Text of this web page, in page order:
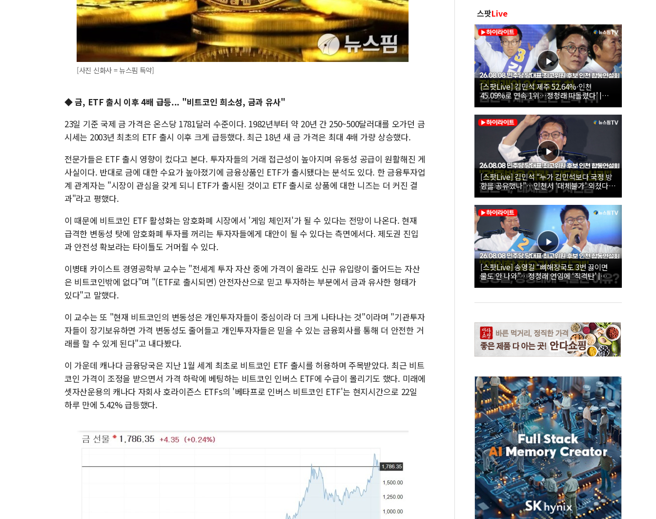
[사진 신화사 = 뉴스핌 특약]
◆ 금, ETF 출시 이후 4배 급등... "비트코인 희소성, 금과 유사"
23일 기준 국제 금 가격은 온스당 1781달러 수준이다. 1982년부터 약 20년 간 250~500달러대를 오가던 금
시세는 2003년 최초의 ETF 출시 이후 크게 급등했다. 최근 18년 새 금 가격은 최대 4배 가량 상승했다.
전문가들은 ETF 출시 영향이 컸다고 본다. 투자자들의 거래 접근성이 높아지며 유동성 공급이 원활해진 게
사실이다. 반대로 금에 대한 수요가 높아졌기에 금융상품인 ETF가 출시됐다는 분석도 있다. 한 금융투자업
계 관계자는 "시장이 관심을 갖게 되니 ETF가 출시된 것이고 ETF 출시로 상품에 대한 니즈는 더 커진 결
과"라고 평했다.
이 때문에 비트코인 ETF 활성화는 암호화폐 시장에서 '게임 체인저'가 될 수 있다는 전망이 나온다. 현재
급격한 변동성 탓에 암호화폐 투자를 꺼리는 투자자들에게 대안이 될 수 있다는 측면에서다. 제도권 진입
과 안전성 확보라는 타이틀도 거머쥘 수 있다.
이병태 카이스트 경영공학부 교수는 "전세계 투자 자산 중에 가격이 올라도 신규 유입량이 줄어드는 자산
은 비트코인밖에 없다"며 "(ETF로 출시되면) 안전자산으로 믿고 투자하는 부분에서 금과 유사한 형태가
있다"고 말했다.
이 교수는 또 "현재 비트코인의 변동성은 개인투자자들이 중심이라 더 크게 나타나는 것"이라며 "기관투자
자들이 장기보유하면 가격 변동성도 줄어들고 개인투자자들은 믿을 수 있는 금융회사를 통해 더 안전한 거
래를 할 수 있게 된다"고 내다봤다.
이 가운데 캐나다 금융당국은 지난 1월 세계 최초로 비트코인 ETF 출시를 허용하며 주목받았다. 최근 비트
코인 가격이 조정을 받으면서 가격 하락에 베팅하는 비트코인 인버스 ETF에 수급이 몰리기도 했다. 미래에
셋자산운용의 캐나다 자회사 호라이즌스 ETFs의 '베타프로 인버스 비트코인 ETF'는 현지시간으로 22일
하루 만에 5.42% 급등했다.
스팟Live
[스팟Live] 김민석 제주 52.64%·인천
45.09%로 연속 1위…정청래 따돌렸다’ |
26.08.08 더불어민주당 당대표·최고위원 후
보 인천 합동연설회
[스팟Live] 김민석 “누가 김민석보다 국정 방
향을 공유했나”…인천서 ‘대체불가’ 외쳤다 |
26.08.08 더불어민주당 당대표·최고위원 후
보 인천 합동연설회
[스팟Live] 송영길 “뼈해장국도 3번 끓이면
물도 안 나와”…정청래 연임에 ‘직격탄’ |
26.08.08 더불어민주당 당대표·최고위원 후